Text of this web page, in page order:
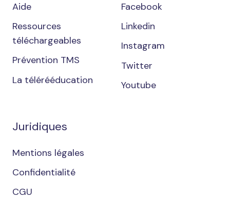
Aide
Ressources
téléchargeables
Prévention TMS
La télérééducation
Facebook
Linkedin
Instagram
Twitter
Youtube
Juridiques
Mentions légales
Confidentialité
CGU